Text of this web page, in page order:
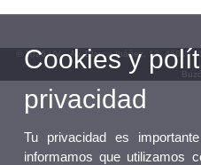
© 2026 UV. - Av. Blasco Ibáñez, 13. 46010
Cookies y
privacidad
Tu privacidad es
informamos que utilizamos